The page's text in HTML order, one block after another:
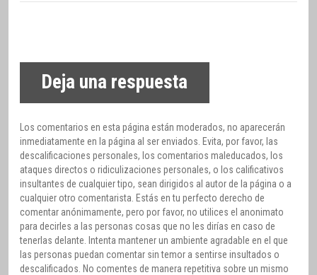
Deja una respuesta
Los comentarios en esta página están moderados, no aparecerán
inmediatamente en la página al ser enviados. Evita, por favor, las
descalificaciones personales, los comentarios maleducados, los
ataques directos o ridiculizaciones personales, o los calificativos
insultantes de cualquier tipo, sean dirigidos al autor de la página o a
cualquier otro comentarista. Estás en tu perfecto derecho de
comentar anónimamente, pero por favor, no utilices el anonimato
para decirles a las personas cosas que no les dirías en caso de
tenerlas delante. Intenta mantener un ambiente agradable en el que
las personas puedan comentar sin temor a sentirse insultados o
descalificados. No comentes de manera repetitiva sobre un mismo